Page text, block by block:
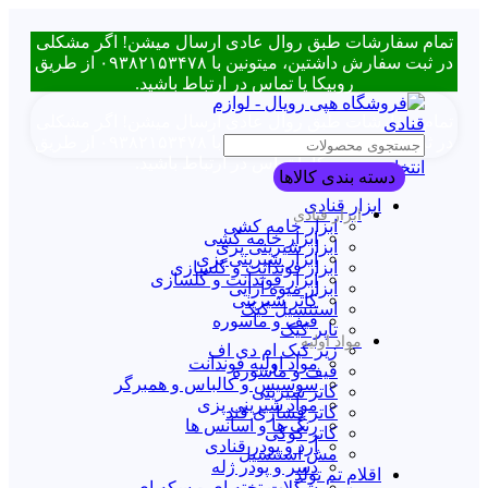
تمام سفارشات طبق روال عادی ارسال میشن! اگر مشکلی
در ثبت سفارش داشتین، میتونین با ۰۹۳۸۲۱۵۳۴۷۸ از طریق
روبیکا یا تماس در ارتباط باشید.
تمام سفارشات طبق روال عادی ارسال میشن! اگر مشکلی
روبیکا یا تماس در ارتباط باشید.انتخاب دسته بندی
ابزار قنادی
ابزار خامه کشی
ابزار شیرینی پزی
ابزار فوندانت و گلسازی
ابزار میوه آرایی
استنسیل کیک
تاپر کیک
زیر کیک ام دی اف
قیف و ماسوره
کاتر شیرینی
کاتر فشاری قند
کاتر کوکی
مش استنسیل
اقلام تم تولد
دسته بندی کالاها
ابزار قنادی
ابزار خامه کشی
ابزار شیرینی پزی
ابزار فوندانت و گلسازی
کاتر شیرینی
قیف و ماسوره
مواد اولیه
مواد اولیه فوندانت
سوسیس و کالباس و همبرگر
مواد شیرینی پزی
رنگ ها و اسانس ها
آرد و پودر قنادی
دسر و پودر ژله